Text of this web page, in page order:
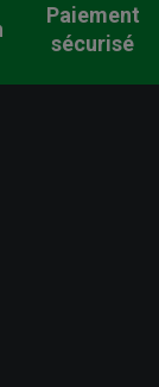
Paiement
sécurisé